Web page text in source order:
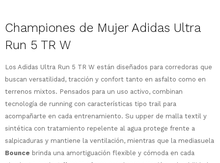
Championes de Mujer Adidas Ultra
Run 5 TR W
Los Adidas Ultra Run 5 TR W están diseñados para corredoras que
buscan versatilidad, tracción y confort tanto en asfalto como en
terrenos mixtos. Pensados para un uso activo, combinan
tecnología de running con características tipo trail para
acompañarte en cada entrenamiento. Su upper de malla textil y
sintética con tratamiento repelente al agua protege frente a
salpicaduras y mantiene la ventilación, mientras que la mediasuela
Bounce brinda una amortiguación flexible y cómoda en cada
Comprá ahora y Pagá
Después, hasta en 12
cuotas y sin tocar tu
tarjeta de crédito
¡Sumate a la forma más ágil de
comprar!
Comprá en 3 cuotas sin recargo o hasta
en 12 cuotas * ¡Solo con tu cédula!
* sujeto aprobación crediticia.
Verifica si estás calificado para comprar
con Pago Después:
Después.
Ups!
Parece que no tenes oferta, lamentamos
¡Algo salió mal!